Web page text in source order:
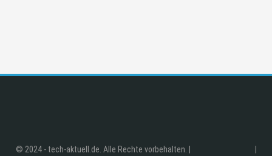
© 2024 - tech-aktuell.de. Alle Rechte vorbehalten. |